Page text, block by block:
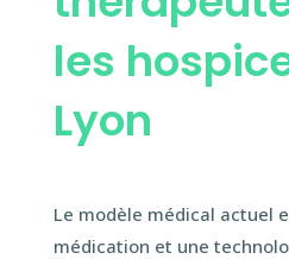
les
Lyon
Le modèle médical actuel
médication et une